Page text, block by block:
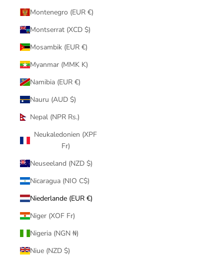
Montenegro (EUR €)
Montserrat (XCD $)
Mosambik (EUR €)
Myanmar (MMK K)
Namibia (EUR €)
Nauru (AUD $)
Nepal (NPR Rs.)
Neukaledonien (XPF
Fr)
Neuseeland (NZD $)
Nicaragua (NIO C$)
Niederlande (EUR €)
Niger (XOF Fr)
Nigeria (NGN ₦)
Niue (NZD $)